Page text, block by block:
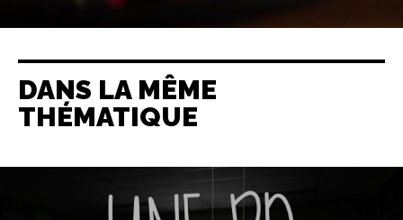
DANS LA MÊME
THÉMATIQUE